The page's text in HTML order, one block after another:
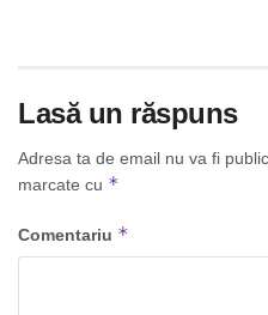
Lasă un răspuns
Adresa ta de email nu va fi
marcate cu *
Comentariu *